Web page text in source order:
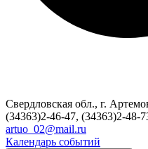
Свердловская обл., г.
(34363)2-46-47, (34363)2-48-
artuo_02@mail.ru
Календарь событий